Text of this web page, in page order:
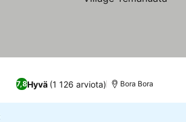
7,8Hyvä (1 126 arviota) Bora Bora